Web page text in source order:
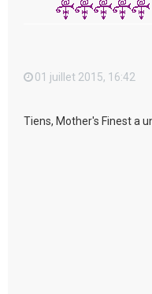
01 juillet 2015, 16:42
Tiens, Mother's Finest a